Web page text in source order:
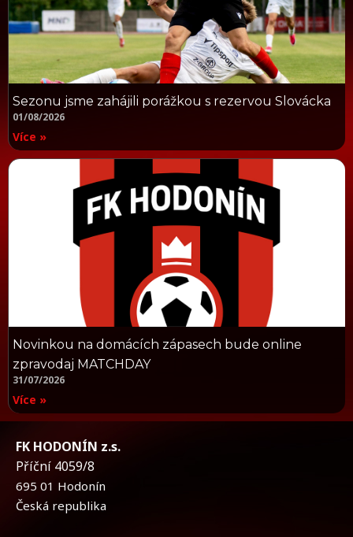
Sezonu jsme zahájili porážkou s rezervou Slovácka
01/08/2026
Více »
Novinkou na domácích zápasech bude online
zpravodaj MATCHDAY
31/07/2026
Více »
FK HODONÍN z.s.
Příční 4059/8
695 01 Hodonín
Česká republika